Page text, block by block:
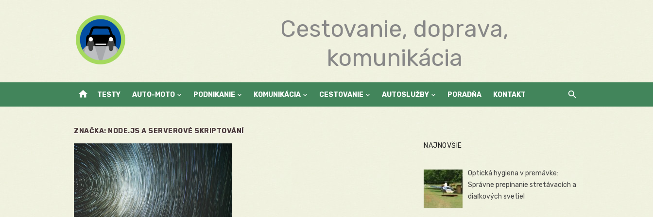
Cestovanie, doprava,
komunikácia
home TESTY AUTO-MOTO PODNIKANIE KOMUNIKÁCIA CESTOVANIE AUTOSLUŽBY PORADŇA KONTAKT
ZNAČKA: NODE.JS A SERVEROVÉ SKRIPTOVÁNÍ
NAJNOVŠIE
Optická hygiena v premávke:
Správne prepínanie stretávacích a
diaľkových svetiel